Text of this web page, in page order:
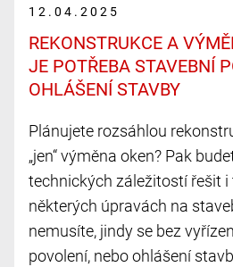
12.04.2025
REKONSTRUKCE A
JE POTŘEBA STAVEBNÍ
OHLÁŠENÍ STAVBY
Plánujete rozsáhlou
„jen“ výměna oken? Pak
technických záležitostí řešit i
některých úpravách na
nemusíte, jindy se bez
povolení, nebo ohlášení